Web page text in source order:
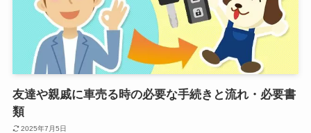
友達や親戚に車売る時の必要な手続きと流れ・必要書
類
2025年7月5日